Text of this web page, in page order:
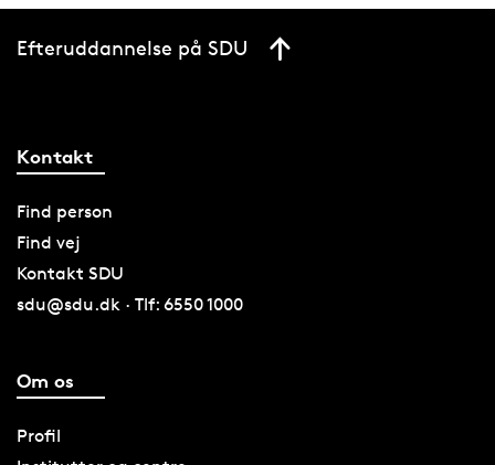
Efteruddannelse på SDU
Kontakt
Find person
Find vej
Kontakt SDU
sdu@sdu.dk · Tlf: 6550 1000
Om os
Profil